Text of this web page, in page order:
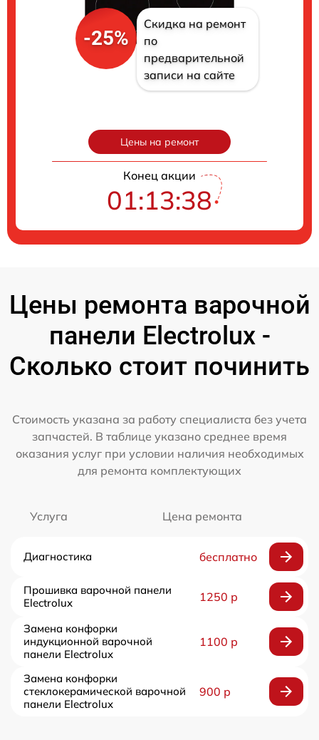
-25%
Скидка на ремонт
по
предварительной
записи на сайте
Цены на ремонт
Конец акции
01:13:37
Цены ремонта варочной
панели Electrolux -
Сколько стоит починить
Стоимость указана за работу специалиста без учета
запчастей. В таблице указано среднее время
оказания услуг при условии наличия необходимых
для ремонта комплектующих
Услуга Цена ремонта
Диагностика бесплатно
Прошивка варочной панели
Electrolux
1250 р
Замена конфорки
индукционной варочной
панели Electrolux
1100 р
Замена конфорки
стеклокерамической варочной
панели Electrolux
900 р